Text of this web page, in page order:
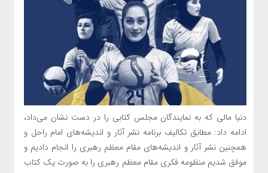
دنیا مالی که به نمایندگان مجلس کتابی را در دست نشان می‌داد،
ادامه داد: مطابق تکالیف برنامه نشر آثار و اندیشه‌های امام راحل و
همچنین نشر آثار و اندیشه‌های مقام معظم رهبری را انجام دادیم و
موفق شدیم منظومه فکری مقام معظم رهبری را به صورت یک کتاب